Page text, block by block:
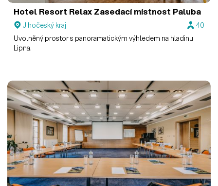
Hotel Resort Relax Zasedací místnost Paluba
Jihočeský kraj
40
Uvolněný prostor s panoramatickým výhledem na hladinu
Lipna.